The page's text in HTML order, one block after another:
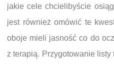
jakie cele chcielibyście
jest również omówić te
oboje mieli jasność co do
z terapią. Przygotowanie